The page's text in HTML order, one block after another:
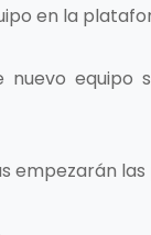
en la
nuevo equipo
empezarán